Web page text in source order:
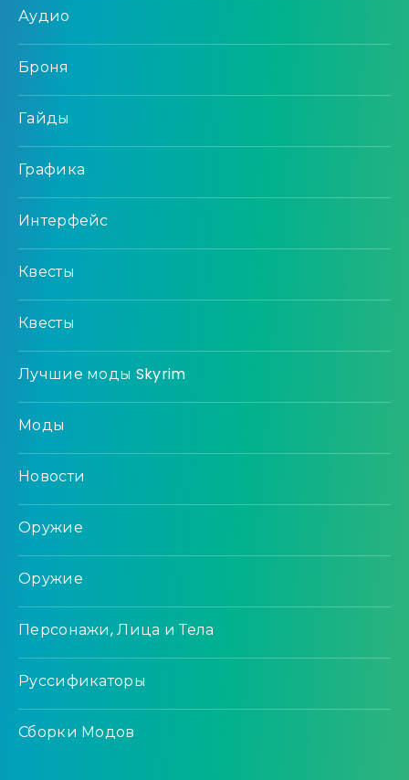
Аудио
Броня
Гайды
Графика
Интерфейс
Квесты
Квесты
Лучшие моды Skyrim
Моды
Новости
Оружие
Оружие
Персонажи, Лица и Тела
Руссификаторы
Сборки Модов